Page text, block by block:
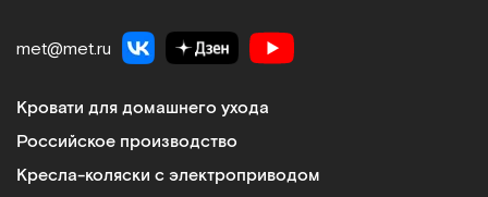
met@met.ru
Кровати для домашнего ухода
Российское производство
Кресла-коляски с электроприводом